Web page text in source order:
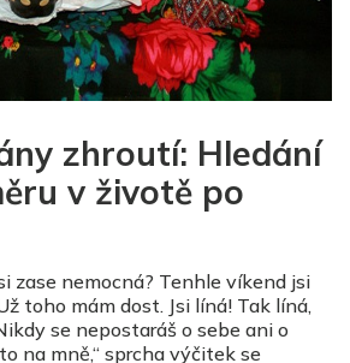
zhroutí: Hledání
v životě po
zase nemocná? Tenhle víkend jsi
toho mám dost. Jsi líná! Tak líná,
se nepostaráš o sebe ani o
na mně,“ sprcha výčitek se